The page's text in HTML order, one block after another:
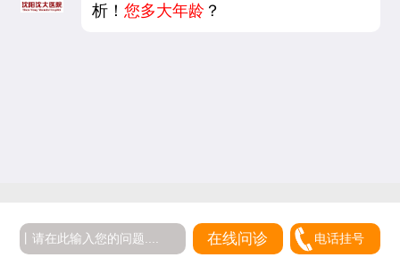
析！您多大年龄 ？
在线问诊 电话挂号